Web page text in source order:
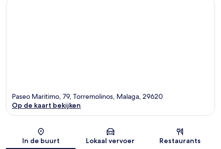
Kaart
Paseo Maritimo, 79, Torremolinos, Malaga, 29620
Op de kaart bekijken
In de buurt Lokaal vervoer Restaurants